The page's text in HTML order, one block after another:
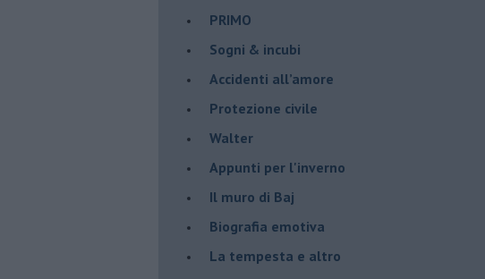
PRIMO
Sogni & incubi
Accidenti all’amore
Protezione civile
Walter
Appunti per l'inverno
Il muro di Baj
Biografia emotiva
La tempesta e altro